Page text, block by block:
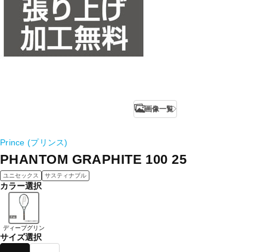
画像一覧
Prince (プリンス)
PHANTOM GRAPHITE 100 25
ユニセックス サスティナブル
カラー選択
ディープグリン
サイズ選択